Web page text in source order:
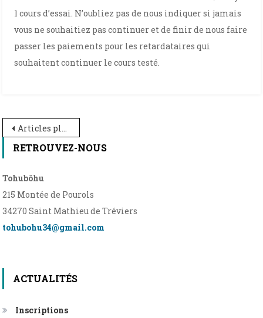
1 cours d’essai. N’oubliez pas de nous indiquer si jamais
vous ne souhaitiez pas continuer et de finir de nous faire
passer les paiements pour les retardataires qui
souhaitent continuer le cours testé.
Navigation
des
articles
Articles plus anciens
RETROUVEZ-NOUS
Tohubôhu
215 Montée de Pourols
34270 Saint Mathieu de Tréviers
tohubohu34@gmail.com
ACTUALITÉS
Inscriptions